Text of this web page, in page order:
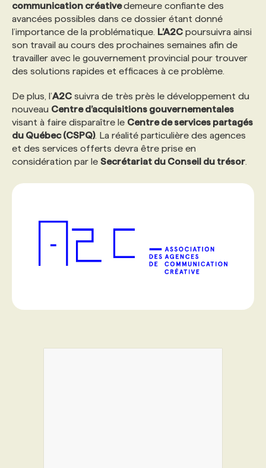
communication créativedemeure confiante des
avancées possibles dans ce dossier étant donné
l’importance de la problématique. L’A2C poursuivra ainsi
son travail au cours des prochaines semaines afin de
travailler avec le gouvernement provincial pour trouver
des solutions rapides et efficaces à ce problème.
De plus, l’A2C suivra de très près le développement du
nouveau Centre d’acquisitions gouvernementales
visant à faire disparaître le Centre de services partagés
du Québec (CSPQ). La réalité particulière des agences
et des services offerts devra être prise en
considération par le Secrétariat du Conseil du trésor